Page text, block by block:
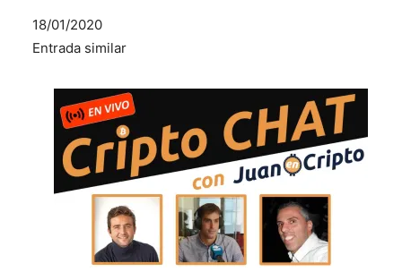
Fecha
18/01/2020
Respecto a
Entrada similar